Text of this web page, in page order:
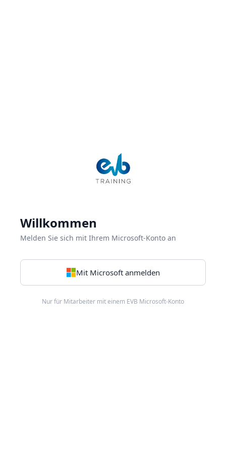
Willkommen
Melden Sie sich mit Ihrem Microsoft-Konto an
Mit Microsoft anmelden
Nur für Mitarbeiter mit einem EVB Microsoft-Konto